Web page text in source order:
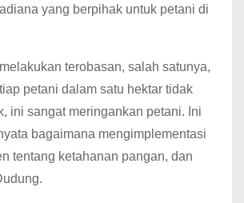
yang berpihak untuk petani di
terobasan, salah satunya,
petani dalam satu hektar tidak
ini sangat meringankan petani. Ini
bagaimana mengimplementasi
tentang ketahanan pangan, dan